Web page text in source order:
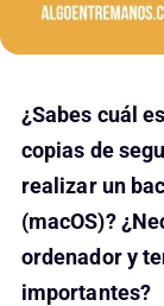
¿Sabes cuál
copias de
realizar un
(macOS)?
ordenador y
importantes?